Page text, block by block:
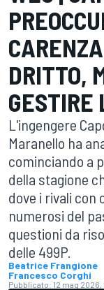
DRITTO,
GESTIRE
L'ingengere
Maranello ha
cominciando a
della stagione
dove i rivali
numerosi del
questioni da
delle 499P.
Beatrice Frangione
Francesco Corghi
Pubblicato: 12 mag 2026,